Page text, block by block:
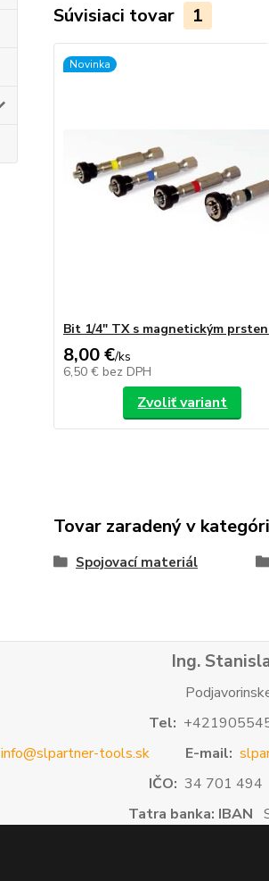
Súvisiaci tovar 1
Novinka
Bit 1/4" TX s magnetickým
8,00 €/ks
6,50 € bez DPH
Zvoliť variant
Tovar zaradený v
Spojovací materiál
Ing.
Tel:
info@slpartner-tools.sk E-mail:
IČO: 34 701
Tatra banka: IBAN